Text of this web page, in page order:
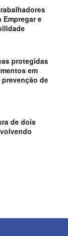
Empregar e
protegidas
em
de
de dois